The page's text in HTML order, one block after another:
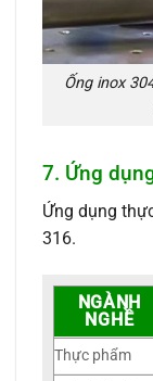
Ống inox
7. Ứng
Ứng dụng
316.
NGÀNH
NGHỀ
Thực phẩm